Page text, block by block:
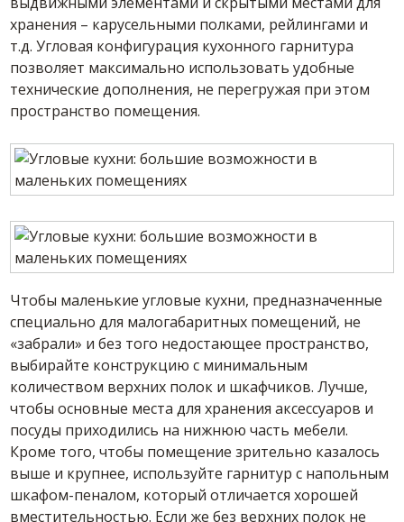
хранения – карусельными полками, рейлингами и
т.д. Угловая конфигурация кухонного гарнитура
позволяет максимально использовать удобные
технические дополнения, не перегружая при этом
пространство помещения.
Чтобы маленькие угловые кухни, предназначенные
специально для малогабаритных помещений, не
«забрали» и без того недостающее пространство,
выбирайте конструкцию с минимальным
количеством верхних полок и шкафчиков. Лучше,
чтобы основные места для хранения аксессуаров и
посуды приходились на нижнюю часть мебели.
Кроме того, чтобы помещение зрительно казалось
выше и крупнее, используйте гарнитур с напольным
шкафом-пеналом, который отличается хорошей
вместительностью. Если же без верхних полок не